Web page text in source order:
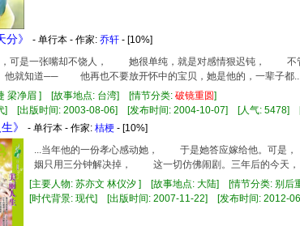
》 - 单行本 - 作家: 乔轩 - [10%]
是一张嘴却不饶人， 她很单纯，就是对感情狠迟钝， 不
知道── 他再也不要放开怀中的宝贝，她是他的，一辈子都
梁净眉 ] [故事地点: 台湾] [情节分类: 破镜重圆]
] [出版时间: 2003-08-06] [发布时间: 2004-10-07] [人气: 5478]
》 - 单行本 - 作家: 桔梗 - [10%]
...当年他的一份孝心感动她， 于是她答应嫁给他。可
姻只用三分钟解决掉， 这一切仿佛闹剧。三年后的今
[主要人物: 苏亦文 林仪汐 ] [故事地点: 大陆] [情节分类: 别后
[时代背景: 现代] [出版时间: 2007-11-22] [发布时间: